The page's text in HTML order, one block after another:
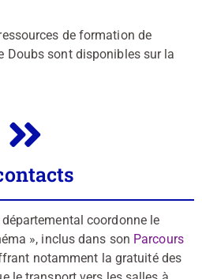
de formation de
Doubs sont disponibles sur la
coordonne le
», inclus dans son Parcours
notamment la gratuité des